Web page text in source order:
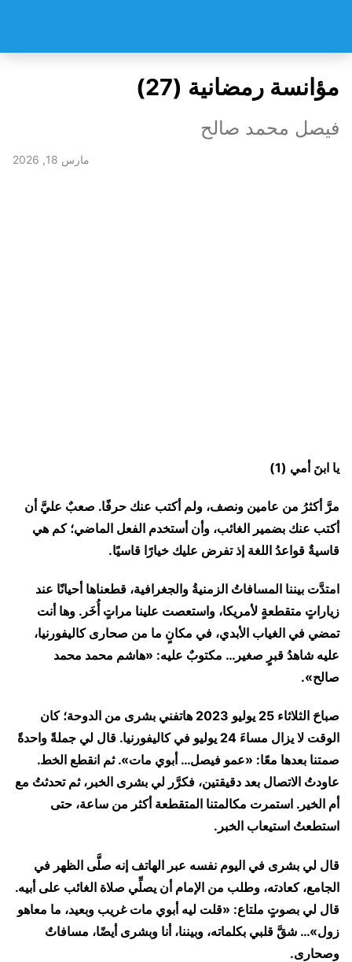
مؤانسة رمضانية (27)
فيصل محمد صالح
مارس 18, 2026
يا ابنَ أمي (1)
مرَّ أكثرُ من عامين ونصف، ولم أكتب عنك حرفًا. صعبٌ عليَّ أن
أكتب عنك بضمير الغائب، وأن أستخدم الفعل الماضي؛ كم هي
قاسيةٌ قواعدُ اللغة إذ تفرض عليك خيارًا قاسيًا.
امتدَّت بيننا المسافاتُ الزمنيةُ والجغرافية، قطعناها أحيانًا عند
زياراتٍ متقطعةٍ لأمريكا، واستعصت علينا مراتٍ أُخَر. وها أنت
تمضي في الغياب الأبدي، في مكانٍ ما من صحارى كاليفورنيا،
عليه شاهدُ قبرٍ صغير… مكتوبٌ عليه: «هاشم محمد محمد
صالح».
صباحَ الثلاثاء 25 يوليو 2023 هاتفني بشرى من الدوحة؛ كان
الوقت لا يزال مساءَ 24 يوليو في كاليفورنيا. قال لي جملةً واحدةً
صمتنا بعدها معًا: «عمو فيصل… أبوي مات». ثم انقطع الخط.
عاودتُ الاتصال بعد دقيقتين، فكرَّر لي بشرى الخبر، ثم تحدثتُ مع
أم الخير. استمرت مكالمتنا المتقطعة أكثر من ساعة، حتى
استطعتُ استيعاب الخبر.
قال لي بشرى في اليوم نفسه عبر الهاتف إنه صلَّى الظهر في
الجامع، كعادته، وطلب من الإمام أن يصلِّي صلاة الغائب على أبيه.
قال لي بصوتٍ ملتاع: «قلت ليه أبوي مات غريب وبعيد، ما معاهو
زول»… شقَّ قلبي بكلماته، وبيننا، أنا وبشرى أيضًا، مسافاتٌ
وصحارى.